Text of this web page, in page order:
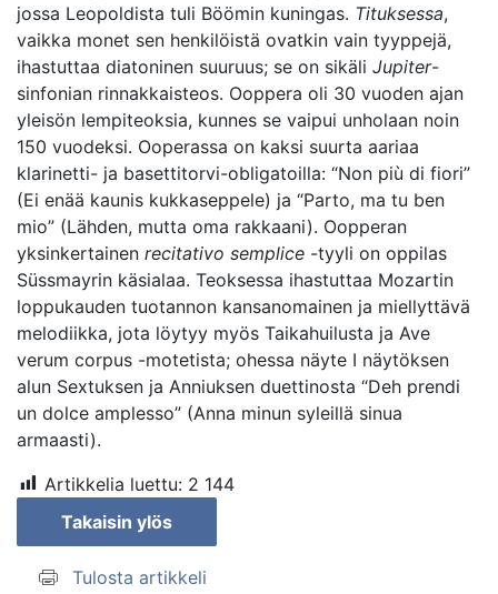
jossa Leopoldista tuli Böömin kuningas. Tituksessa,
vaikka monet sen henkilöistä ovatkin vain tyyppejä,
ihastuttaa diatoninen suuruus; se on sikäli Jupiter-
sinfonian rinnakkaisteos. Ooppera oli 30 vuoden ajan
yleisön lempiteoksia, kunnes se vaipui unholaan noin
150 vuodeksi. Ooperassa on kaksi suurta aariaa
klarinetti- ja basettitorvi-obligatoilla: “Non più di fiori”
(Ei enää kaunis kukkaseppele) ja “Parto, ma tu ben
mio” (Lähden, mutta oma rakkaani). Oopperan
yksinkertainen recitativo semplice -tyyli on oppilas
Süssmayrin käsialaa. Teoksessa ihastuttaa Mozartin
loppukauden tuotannon kansanomainen ja miellyttävä
melodiikka, jota löytyy myös Taikahuilusta ja Ave
verum corpus -motetista; ohessa näyte I näytöksen
alun Sextuksen ja Anniuksen duettinosta “Deh prendi
un dolce amplesso” (Anna minun syleillä sinua
armaasti).
Artikkelia luettu: 2 144
Takaisin ylös
Tulosta artikkeli